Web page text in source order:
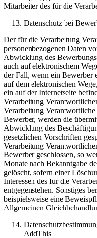
Mitarbeiter des für die
Datenschutz bei
Der für die Verarbeitung
personenbezogenen Daten
Abwicklung des
auch auf elektronischem
der Fall, wenn ein Bewerber
auf dem elektronischen
ein auf der Internetseite
Verarbeitung
Verarbeitung
Bewerber, werden die
Abwicklung des
gesetzlichen Vorschriften
Verarbeitung
Bewerber geschlossen, so
Monate nach Bekanntgabe
gelöscht, sofern einer
Interessen des für die
entgegenstehen. Sonstiges
beispielsweise eine
Allgemeinen
AddThis